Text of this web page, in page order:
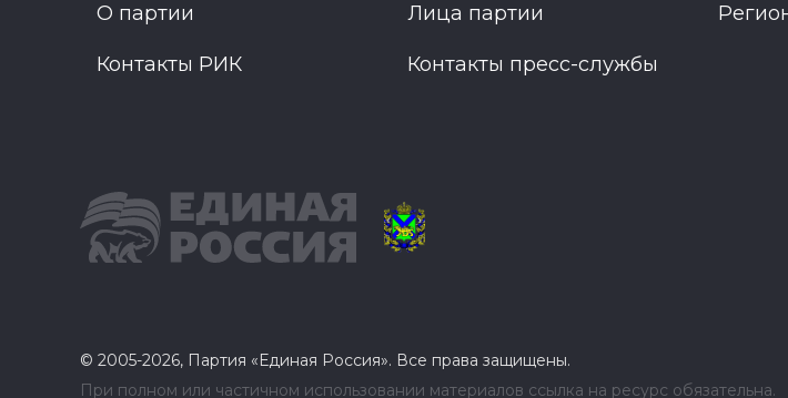
О партии Лица партии
Контакты РИК Контакты пресс-службы
© 2005-2026, Партия «Единая Россия». Все права защищены.
При полном или частичном использовании материалов ссылка на ресурс обязательна.